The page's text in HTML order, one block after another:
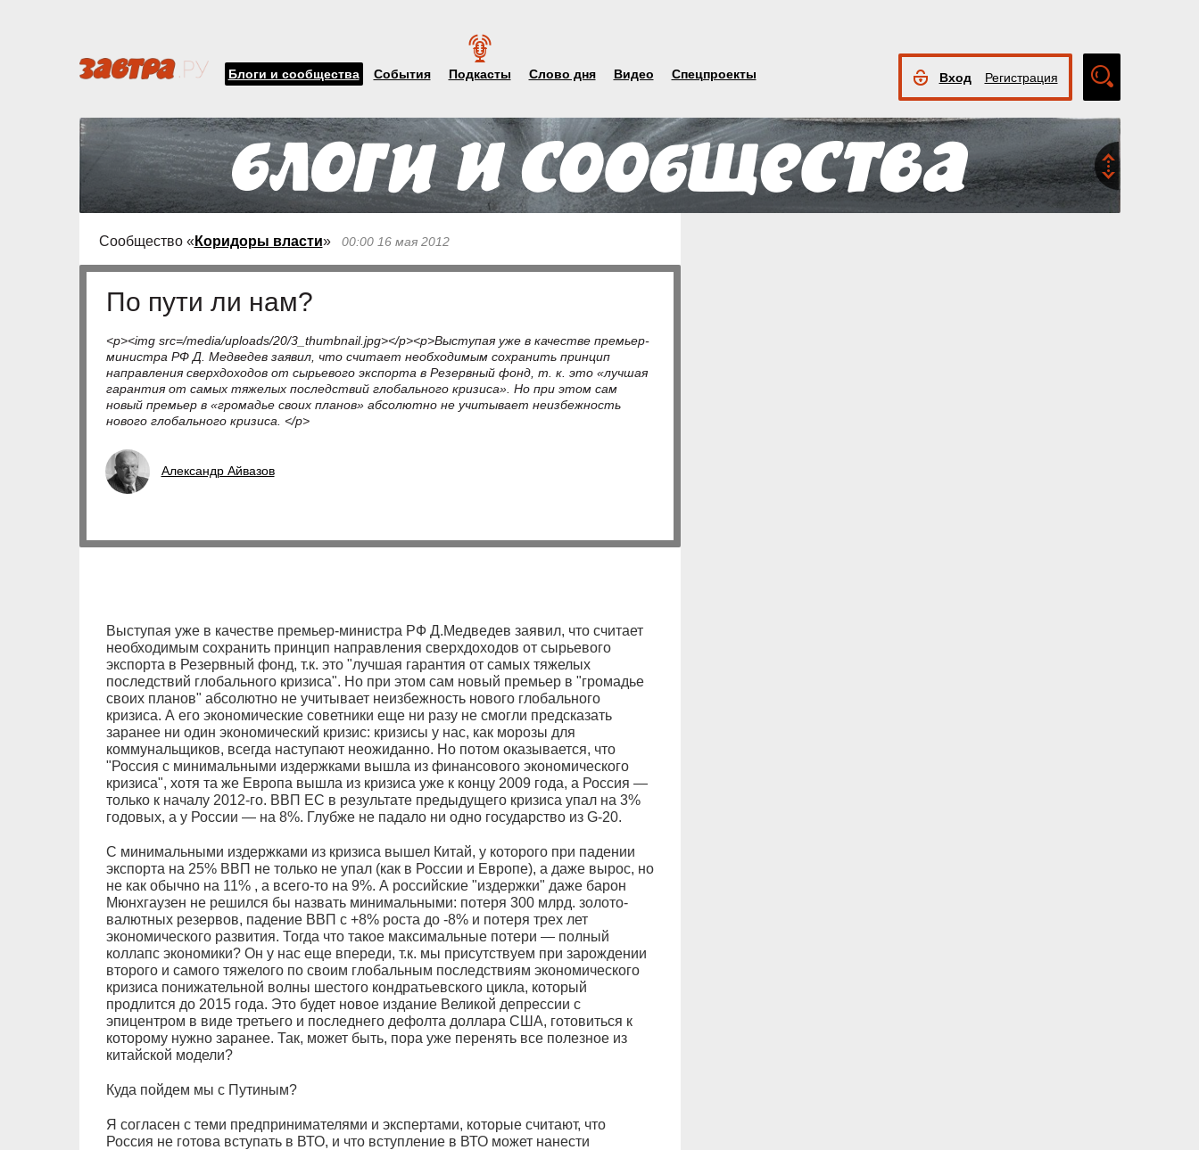
Блоги и сообщества События Подкасты Слово дня Видео Спецпроекты Вход Регистрация
поиск
Сообщество « Коридоры власти» 00:00 16 мая 2012
По пути ли нам?
<p><img src=/media/uploads/20/3_thumbnail.jpg></p><p>Выступая уже в качестве премьер-
министра РФ Д. Медведев заявил, что считает необходимым сохранить принцип
направления сверхдоходов от сырьевого экспорта в Резервный фонд, т. к. это «лучшая
гарантия от самых тяжелых последствий глобального кризиса». Но при этом сам
новый премьер в «громадье своих планов» абсолютно не учитывает неизбежность
нового глобального кризиса. </p>
Александр Айвазов
Выступая уже в качестве премьер-министра РФ Д.Медведев заявил, что считает
необходимым сохранить принцип направления сверхдоходов от сырьевого
экспорта в Резервный фонд, т.к. это "лучшая гарантия от самых тяжелых
последствий глобального кризиса". Но при этом сам новый премьер в "громадье
своих планов" абсолютно не учитывает неизбежность нового глобального
кризиса. А его экономические советники еще ни разу не смогли предсказать
заранее ни один экономический кризис: кризисы у нас, как морозы для
коммунальщиков, всегда наступают неожиданно. Но потом оказывается, что
"Россия с минимальными издержками вышла из финансового экономического
кризиса", хотя та же Европа вышла из кризиса уже к концу 2009 года, а Россия —
только к началу 2012-го. ВВП ЕС в результате предыдущего кризиса упал на 3%
годовых, а у России — на 8%. Глубже не падало ни одно государство из G-20.
С минимальными издержками из кризиса вышел Китай, у которого при падении
экспорта на 25% ВВП не только не упал (как в России и Европе), а даже вырос, но
не как обычно на 11% , а всего-то на 9%. А российские "издержки" даже барон
Мюнхгаузен не решился бы назвать минимальными: потеря 300 млрд. золото-
валютных резервов, падение ВВП с +8% роста до -8% и потеря трех лет
экономического развития. Тогда что такое максимальные потери — полный
коллапс экономики? Он у нас еще впереди, т.к. мы присутствуем при зарождении
второго и самого тяжелого по своим глобальным последствиям экономического
кризиса понижательной волны шестого кондратьевского цикла, который
продлится до 2015 года. Это будет новое издание Великой депрессии с
эпицентром в виде третьего и последнего дефолта доллара США, готовиться к
которому нужно заранее. Так, может быть, пора уже перенять все полезное из
китайской модели?
Куда пойдем мы с Путиным?
Я согласен с теми предпринимателями и экспертами, которые считают, что
Россия не готова вступать в ВТО, и что вступление в ВТО может нанести